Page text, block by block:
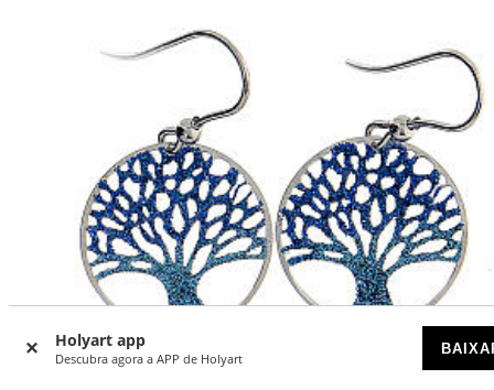
Holyart app
Descubra agora a APP de Holyart